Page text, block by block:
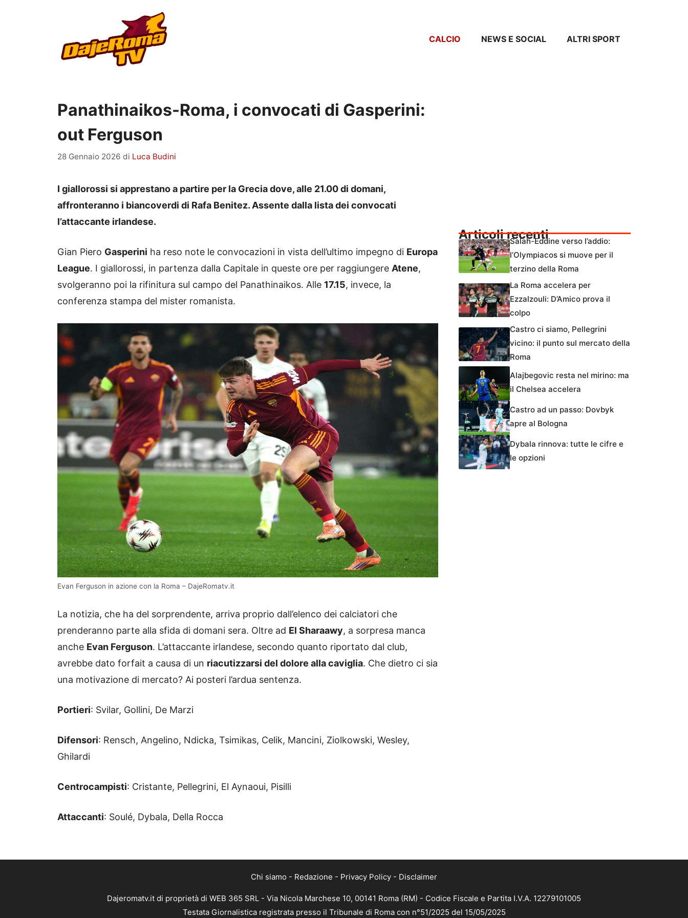
CALCIO NEWS E SOCIAL ALTRI SPORT
Panathinaikos-Roma, i convocati di Gasperini:
out Ferguson
28 Gennaio 2026 di Luca Budini
I giallorossi si apprestano a partire per la Grecia dove, alle 21.00 di domani,
affronteranno i biancoverdi di Rafa Benitez. Assente dalla lista dei convocati
l’attaccante irlandese.
Gian Piero Gasperini ha reso note le convocazioni in vista dell’ultimo impegno di Europa
League. I giallorossi, in partenza dalla Capitale in queste ore per raggiungere Atene,
svolgeranno poi la rifinitura sul campo del Panathinaikos. Alle 17.15, invece, la
conferenza stampa del mister romanista.
Evan Ferguson in azione con la Roma – DajeRomatv.it
La notizia, che ha del sorprendente, arriva proprio dall’elenco dei calciatori che
prenderanno parte alla sfida di domani sera. Oltre ad El Sharaawy, a sorpresa manca
anche Evan Ferguson. L’attaccante irlandese, secondo quanto riportato dal club,
avrebbe dato forfait a causa di un riacutizzarsi del dolore alla caviglia. Che dietro ci sia
una motivazione di mercato? Ai posteri l’ardua sentenza.
Portieri: Svilar, Gollini, De Marzi
Difensori: Rensch, Angelino, Ndicka, Tsimikas, Celik, Mancini, Ziolkowski, Wesley,
Ghilardi
Centrocampisti: Cristante, Pellegrini, El Aynaoui, Pisilli
Attaccanti: Soulé, Dybala, Della Rocca
Articoli recentiSalah-Eddine verso l’addio:
l’Olympiacos si muove per il
terzino della Roma
La Roma accelera per
Ezzalzouli: D’Amico prova il
colpo
Castro ci siamo, Pellegrini
vicino: il punto sul mercato della
Roma
Alajbegovic resta nel mirino: ma
il Chelsea accelera
Castro ad un passo: Dovbyk
apre al Bologna
Dybala rinnova: tutte le cifre e
le opzioni
Chi siamo - Redazione - Privacy Policy - Disclaimer
Dajeromatv.it di proprietà di WEB 365 SRL - Via Nicola Marchese 10, 00141 Roma (RM) - Codice Fiscale e Partita I.V.A. 12279101005
Testata Giornalistica registrata presso il Tribunale di Roma con n°51/2025 del 15/05/2025